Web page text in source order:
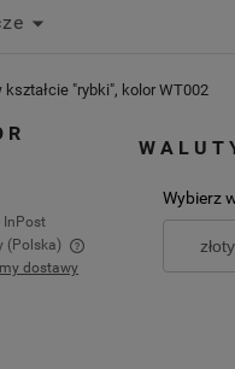
"rybki", kolor WT002
InPost
(Polska)
dostawy
Wybierz